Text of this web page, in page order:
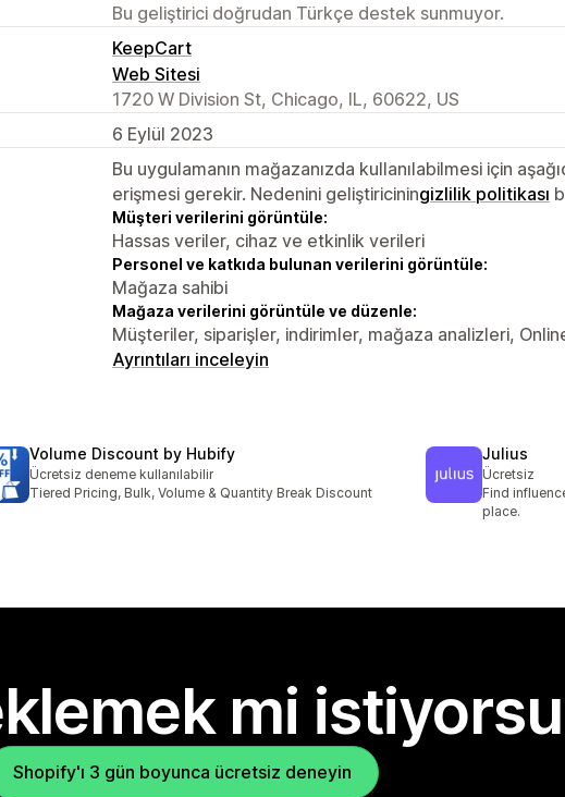
Bu geliştirici doğrudan Türkçe destek sunmuyor.
KeepCart
Web Sitesi
1720 W Division St, Chicago, IL, 60622, US
6 Eylül 2023
Bu uygulamanın mağazanızda kullanılabilmesi için
erişmesi gerekir. Nedenini geliştiriciningizlilik politikası
Müşteri verilerini görüntüle:
Hassas veriler, cihaz ve etkinlik verileri
Personel ve katkıda bulunan verilerini görüntüle:
Mağaza sahibi
Mağaza verilerini görüntüle ve düzenle:
Müşteriler, siparişler, indirimler, mağaza analizleri,
Ayrıntıları inceleyin
Volume Discount by Hubify
Ücretsiz deneme kullanılabilir
Tiered Pricing, Bulk, Volume & Quantity Break Discount
Julius
Ücretsiz
Find
place.
mi
Shopify'ı 3 gün boyunca ücretsiz deneyin